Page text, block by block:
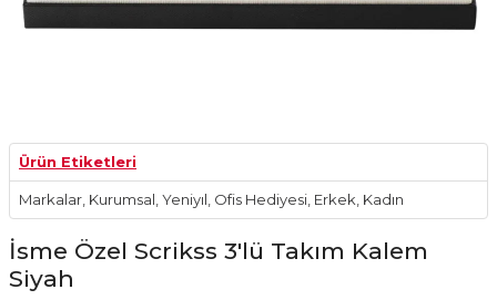
Ürün Etiketleri
Markalar Kurumsal Yeniyıl Ofis Hediyesi Erkek Kadın
İsme Özel Scrikss 3'lü Takım Kalem
Siyah